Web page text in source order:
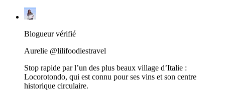
Blogueur vérifié
Aurelie @lilifoodiestravel
Stop rapide par l’un des plus beaux village d’Italie :
Locorotondo, qui est connu pour ses vins et son centre
historique circulaire.